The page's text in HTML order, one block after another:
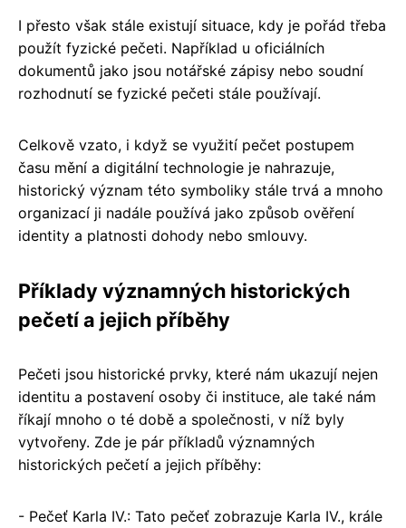
I přesto však stále existují situace, kdy je pořád třeba
použít fyzické pečeti. Například u oficiálních
dokumentů jako jsou notářské zápisy nebo soudní
rozhodnutí se fyzické pečeti stále používají.
Celkově vzato, i když se využití pečet postupem
času mění a digitální technologie je nahrazuje,
historický význam této symboliky stále trvá a mnoho
organizací ji nadále používá jako způsob ověření
identity a platnosti dohody nebo smlouvy.
Příklady významných historických
pečetí a jejich příběhy
Pečeti jsou historické prvky, které nám ukazují nejen
identitu a postavení osoby či instituce, ale také nám
říkají mnoho o té době a společnosti, v níž byly
vytvořeny. Zde je pár příkladů významných
historických pečetí a jejich příběhy:
- Pečeť Karla IV.: Tato pečeť zobrazuje Karla IV., krále